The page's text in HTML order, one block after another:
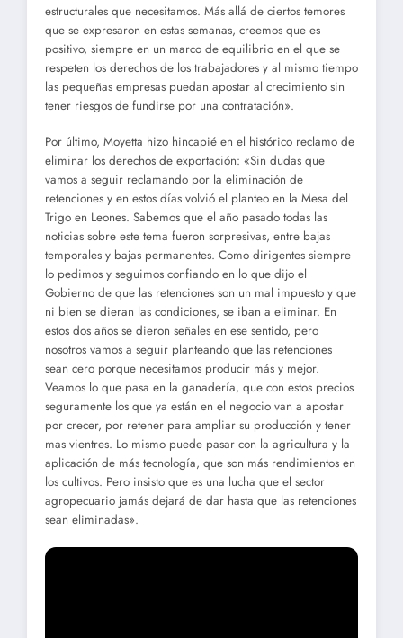
estructurales que necesitamos. Más allá de ciertos temores
que se expresaron en estas semanas, creemos que es
positivo, siempre en un marco de equilibrio en el que se
respeten los derechos de los trabajadores y al mismo tiempo
las pequeñas empresas puedan apostar al crecimiento sin
tener riesgos de fundirse por una contratación».
Por último, Moyetta hizo hincapié en el histórico reclamo de
eliminar los derechos de exportación: «Sin dudas que
vamos a seguir reclamando por la eliminación de
retenciones y en estos días volvió el planteo en la Mesa del
Trigo en Leones. Sabemos que el año pasado todas las
noticias sobre este tema fueron sorpresivas, entre bajas
temporales y bajas permanentes. Como dirigentes siempre
lo pedimos y seguimos confiando en lo que dijo el
Gobierno de que las retenciones son un mal impuesto y que
ni bien se dieran las condiciones, se iban a eliminar. En
estos dos años se dieron señales en ese sentido, pero
nosotros vamos a seguir planteando que las retenciones
sean cero porque necesitamos producir más y mejor.
Veamos lo que pasa en la ganadería, que con estos precios
seguramente los que ya están en el negocio van a apostar
por crecer, por retener para ampliar su producción y tener
mas vientres. Lo mismo puede pasar con la agricultura y la
aplicación de más tecnología, que son más rendimientos en
los cultivos. Pero insisto que es una lucha que el sector
agropecuario jamás dejará de dar hasta que las retenciones
sean eliminadas».